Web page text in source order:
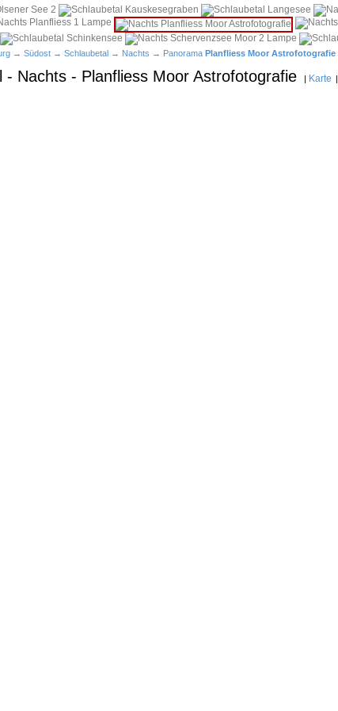
→ Südost → Schlaubetal → Nachts → Panorama Planfliess Moor Astrofotografie
- Nachts - Planfliess Moor Astrofotografie | Karte |